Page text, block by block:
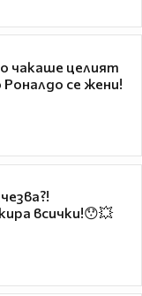
чакаше целият
се жени!
всички!😯💥